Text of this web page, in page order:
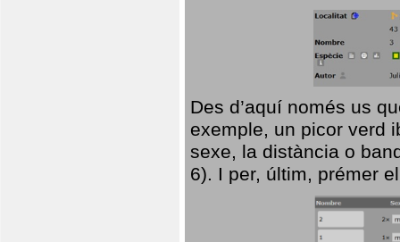
Des d’aquí només us
exemple, un picor verd
sexe, la distància o
6). I per, últim, prémer